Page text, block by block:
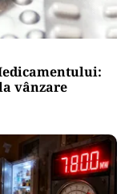
vânzare